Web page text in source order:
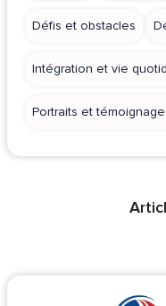
Défis et obstacles
Intégration et vie
Portraits et